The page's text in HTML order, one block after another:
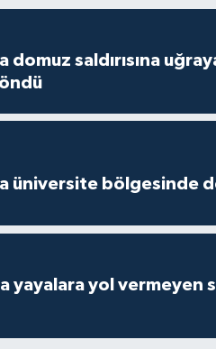
domuz saldırısına
üniversite bölgesinde
yayalara yol vermeyen